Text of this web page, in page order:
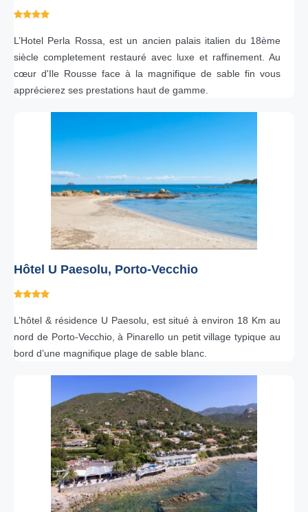
L’Hotel Perla Rossa, est un ancien palais italien du 18ème
siècle completement restauré avec luxe et raffinement. Au
cœur d'Ile Rousse face à la magnifique de sable fin vous
apprécierez ses prestations haut de gamme.
Hôtel U Paesolu, Porto-Vecchio
L’hôtel & résidence U Paesolu, est situé à environ 18 Km au
nord de Porto-Vecchio, à Pinarello un petit village typique au
bord d’une magnifique plage de sable blanc.